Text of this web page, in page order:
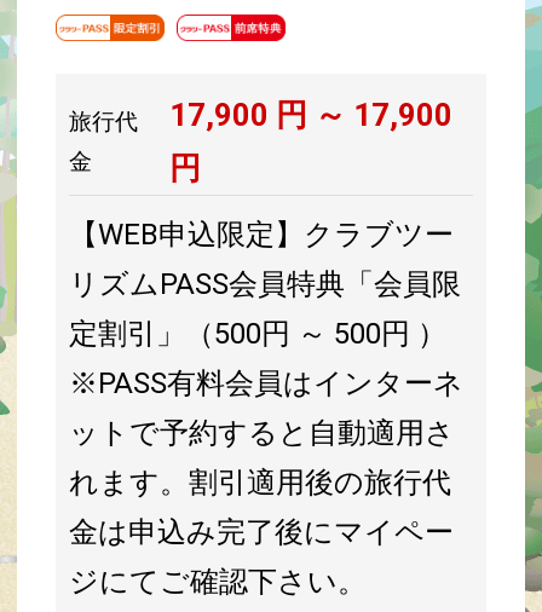
旅行代
金
17,900 円 ～ 17,900
円
【WEB申込限定】クラブツー
リズムPASS会員特典「会員限
定割引」（500円 ～ 500円 ）
※PASS有料会員はインターネ
ットで予約すると自動適用さ
れます。割引適用後の旅行代
金は申込み完了後にマイペー
ジにてご確認下さい。